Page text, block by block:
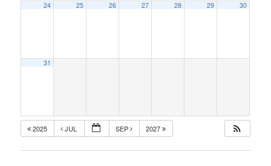
24 25 26 27 28 29 30
31
2025 JUL SEP 2027